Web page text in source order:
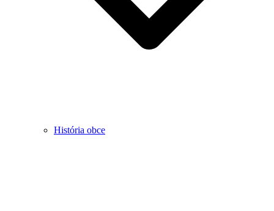
História obce